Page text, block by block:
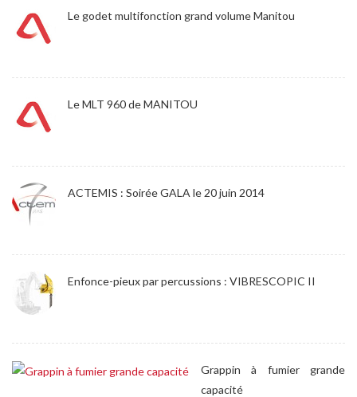
Le godet multifonction grand volume Manitou
Le MLT 960 de MANITOU
ACTEMIS : Soirée GALA le 20 juin 2014
Enfonce-pieux par percussions : VIBRESCOPIC II
Grappin à fumier grande
capacité